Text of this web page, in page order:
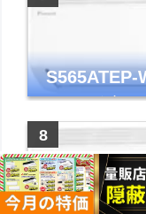
シリーズ 主に
コンパ